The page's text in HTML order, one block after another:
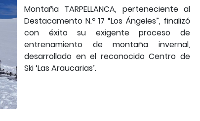
Montaña TARPELLANCA, perteneciente al
Destacamento N.º 17 “Los Ángeles”, finalizó
con éxito su exigente proceso de
entrenamiento de montaña invernal,
desarrollado en el reconocido Centro de
Ski ‘Las Araucarias’.